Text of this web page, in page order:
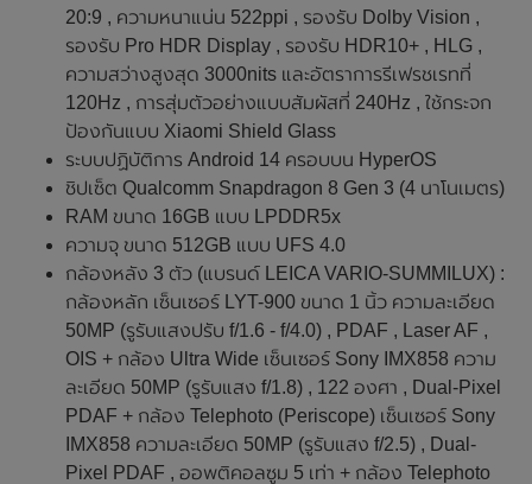
20:9 , ความหนาแน่น 522ppi , รองรับ Dolby Vision ,
รองรับ Pro HDR Display , รองรับ HDR10+ , HLG ,
ความสว่างสูงสุด 3000nits และอัตราการรีเฟรชเรทที่
120Hz , การสุ่มตัวอย่างแบบสัมผัสที่ 240Hz , ใช้กระจก
ป้องกันแบบ Xiaomi Shield Glass
ระบบปฏิบัติการ Android 14 ครอบบน HyperOS
ชิปเซ็ต Qualcomm Snapdragon 8 Gen 3 (4 นาโนเมตร)
RAM ขนาด 16GB แบบ LPDDR5x
ความจุ ขนาด 512GB แบบ UFS 4.0
กล้องหลัง 3 ตัว (แบรนด์ LEICA VARIO-SUMMILUX) :
กล้องหลัก เซ็นเซอร์ LYT-900 ขนาด 1 นิ้ว ความละเอียด
50MP (รูรับแสงปรับ f/1.6 - f/4.0) , PDAF , Laser AF ,
OIS + กล้อง Ultra Wide เซ็นเซอร์ Sony IMX858 ความ
ละเอียด 50MP (รูรับแสง f/1.8) , 122 องศา , Dual-Pixel
PDAF + กล้อง Telephoto (Periscope) เซ็นเซอร์ Sony
IMX858 ความละเอียด 50MP (รูรับแสง f/2.5) , Dual-
Pixel PDAF , ออพติคอลซูม 5 เท่า + กล้อง Telephoto